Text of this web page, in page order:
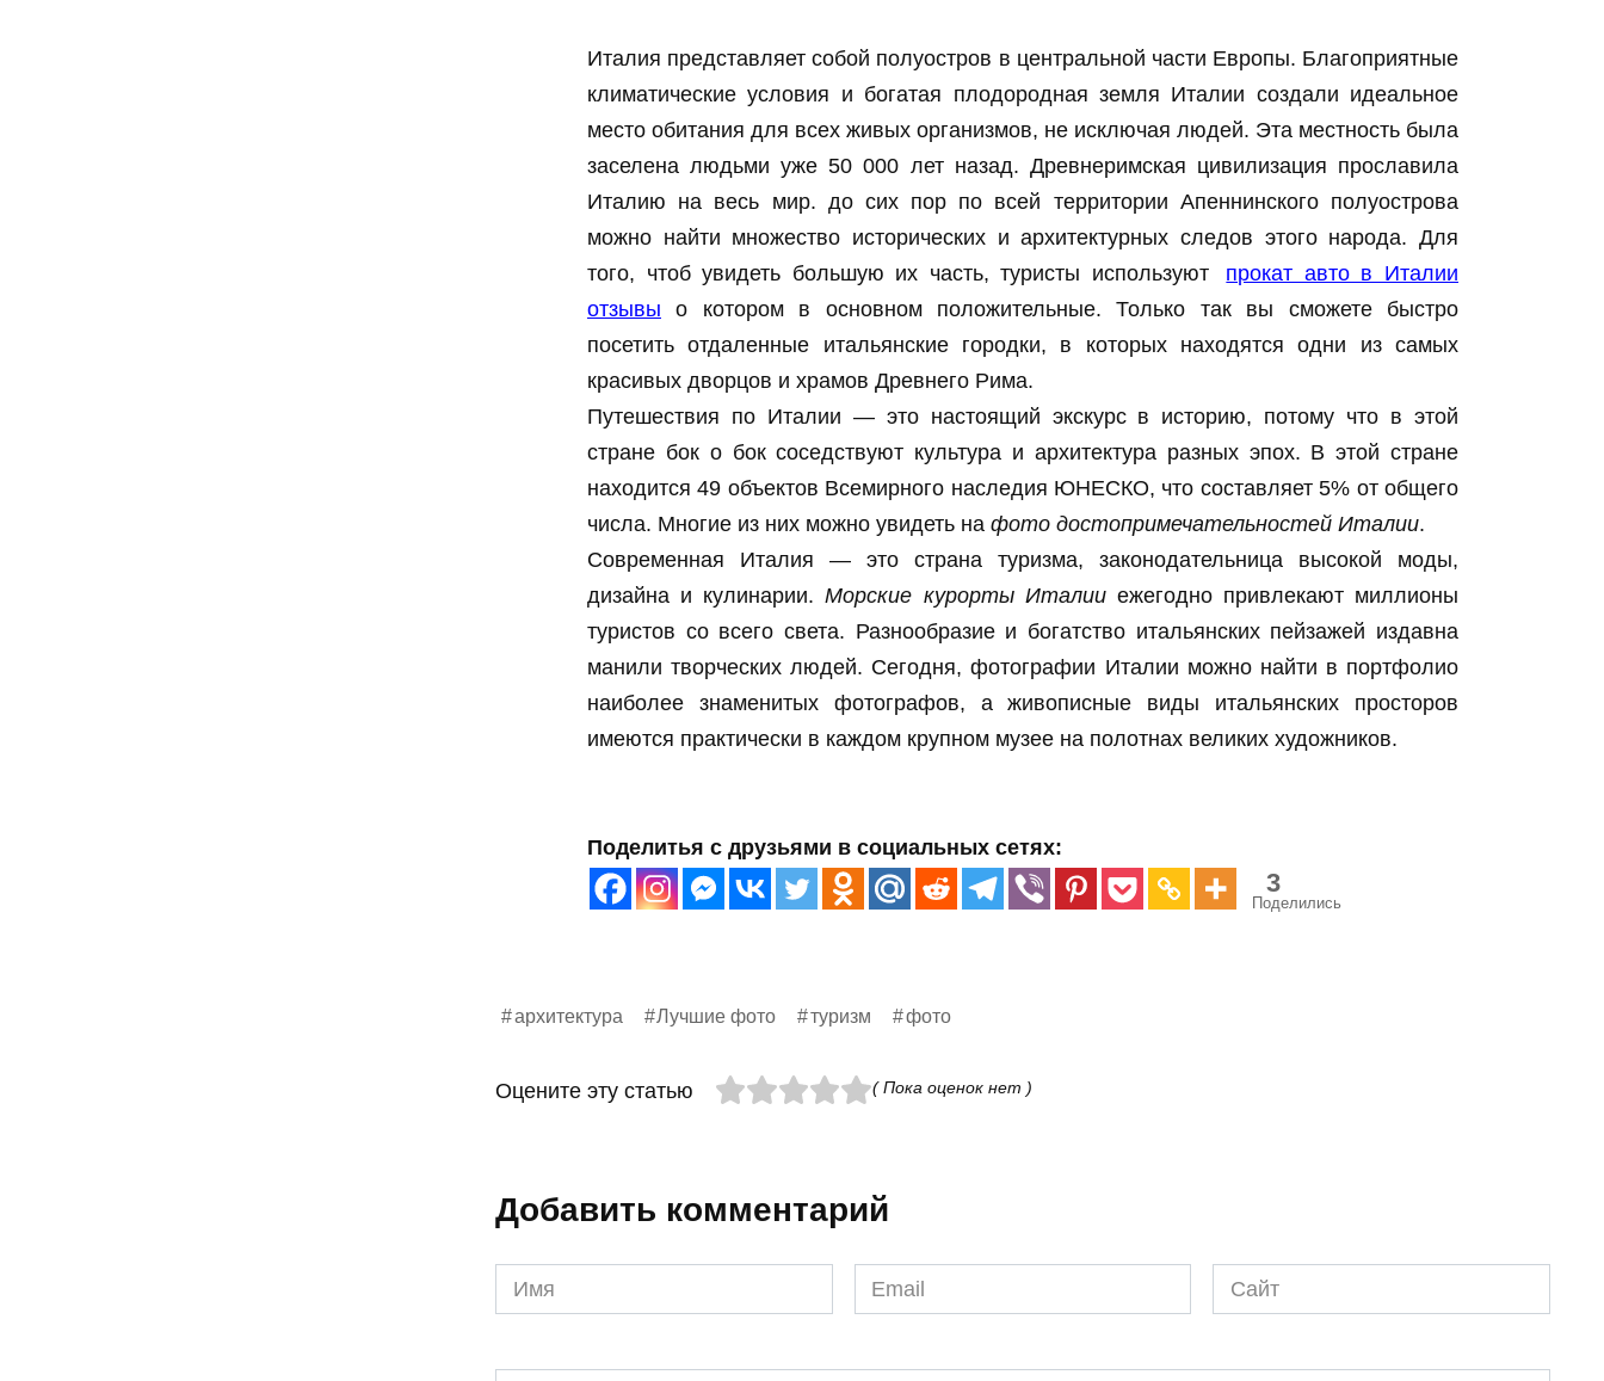
Италия представляет собой полуостров в центральной части Европы. Благоприятные
климатические условия и богатая плодородная земля Италии создали идеальное
место обитания для всех живых организмов, не исключая людей. Эта местность была
заселена людьми уже 50 000 лет назад. Древнеримская цивилизация прославила
Италию на весь мир. до сих пор по всей территории Апеннинского полуострова
можно найти множество исторических и архитектурных следов этого народа. Для
того, чтоб увидеть большую их часть, туристы используют
прокат авто в Италии
отзывы о котором в основном положительные. Только так вы сможете быстро
посетить отдаленные итальянские городки, в которых находятся одни из самых
красивых дворцов и храмов Древнего Рима.
Путешествия по Италии — это настоящий экскурс в историю, потому что в этой
стране бок о бок соседствуют культура и архитектура разных эпох. В этой стране
находится 49 объектов Всемирного наследия ЮНЕСКО, что составляет 5% от общего
числа. Многие из них можно увидеть на фото достопримечательностей Италии.
Современная Италия — это страна туризма, законодательница высокой моды,
дизайна и кулинарии.Морские курорты Италииежегодно привлекают миллионы
туристов со всего света. Разнообразие и богатство итальянских пейзажей издавна
манили творческих людей. Сегодня, фотографии Италии можно найти в портфолио
наиболее знаменитых фотографов, а живописные виды итальянских просторов
имеются практически в каждом крупном музее на полотнах великих художников.
Поделитья с друзьями в социальных сетях:
3
Поделились
архитектура Лучшие фото туризм фото
Оцените эту статью ( Пока оценок нет )
Добавить комментарий
Имя
*
Email
*
Сайт